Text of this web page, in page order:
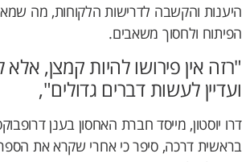
היענות והקשבה לדרישות הלקוחות, מה
הפיתוח ולחסוך משאבים.
"רזה אין פירושו להיות קמצן, אלא
ועדיין לעשות דברים גדולים",
דרו יוסטון, מייסד חברת האחסון בענן
בראשית דרכה, סיפר כי אחרי שקרא את